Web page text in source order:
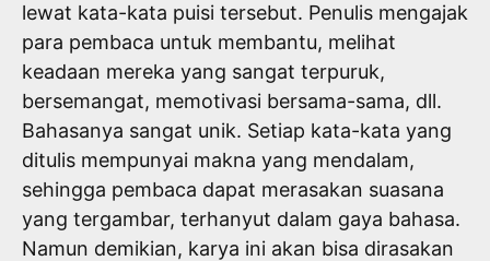
lewat kata-kata puisi tersebut. Penulis mengajak
para pembaca untuk membantu, melihat
keadaan mereka yang sangat terpuruk,
bersemangat, memotivasi bersama-sama, dll.
Bahasanya sangat unik. Setiap kata-kata yang
ditulis mempunyai makna yang mendalam,
sehingga pembaca dapat merasakan suasana
yang tergambar, terhanyut dalam gaya bahasa.
Namun demikian, karya ini akan bisa dirasakan